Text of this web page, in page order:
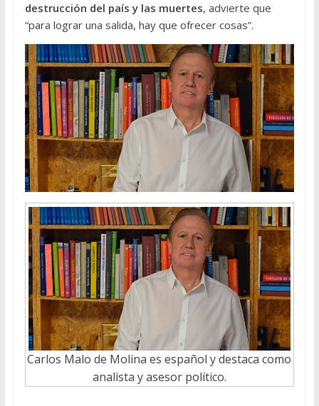
destrucción del país y las muertes, advierte que
“para lograr una salida, hay que ofrecer cosas”.
Carlos Malo de Molina es español y destaca como
analista y asesor político.